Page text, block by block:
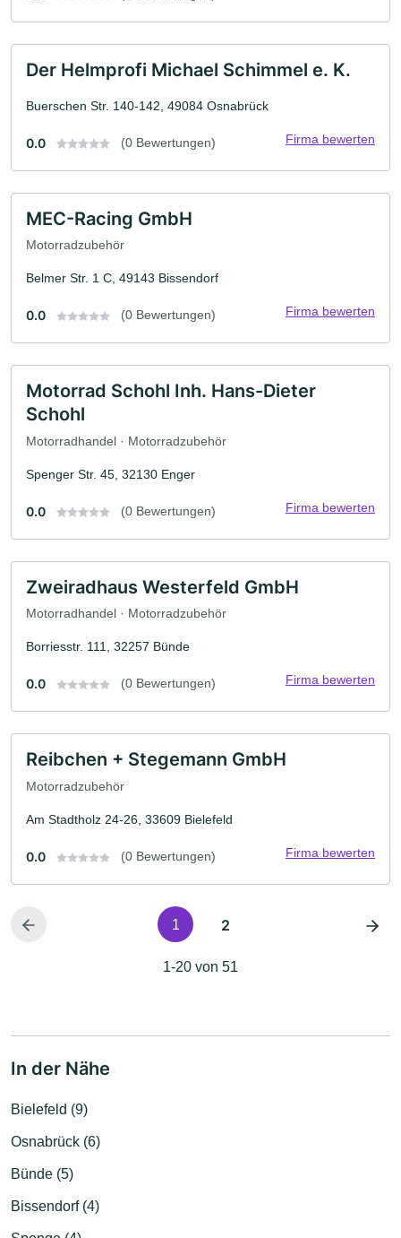
Der Helmprofi Michael Schimmel e. K.
Buerschen Str. 140-142, 49084 Osnabrück
0.0 (0 Bewertungen) Firma bewerten
MEC-Racing GmbH
Motorradzubehör
Belmer Str. 1 C, 49143 Bissendorf
0.0 (0 Bewertungen) Firma bewerten
Motorrad Schohl Inh. Hans-Dieter
Schohl
Motorradhandel · Motorradzubehör
Spenger Str. 45, 32130 Enger
0.0 (0 Bewertungen) Firma bewerten
Zweiradhaus Westerfeld GmbH
Motorradhandel · Motorradzubehör
Borriesstr. 111, 32257 Bünde
0.0 (0 Bewertungen) Firma bewerten
Reibchen + Stegemann GmbH
Motorradzubehör
Am Stadtholz 24-26, 33609 Bielefeld
0.0 (0 Bewertungen) Firma bewerten
1 2
1-20 von 51
In der Nähe
Bielefeld (9)
Osnabrück (6)
Bünde (5)
Bissendorf (4)